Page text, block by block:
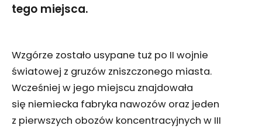
tego miejsca.
Wzgórze zostało usypane tuż po II wojnie
światowej z gruzów zniszczonego miasta.
Wcześniej w jego miejscu znajdowała
się niemiecka fabryka nawozów oraz jeden
z pierwszych obozów koncentracyjnych w III